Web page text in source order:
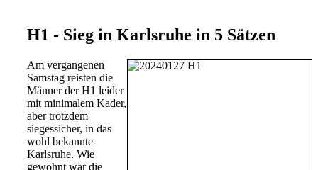
H1 - Sieg in Karlsruhe in 5 Sätzen
Am vergangenen
Samstag reisten die
Männer der H1 leider
mit minimalem Kader,
aber trotzdem
siegessicher, in das
wohl bekannte
Karlsruhe. Wie
gewohnt war die